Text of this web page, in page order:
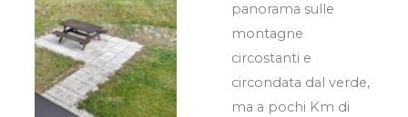
panorama sulle
montagne
circostanti e
circondata dal verde,
ma a pochi Km di